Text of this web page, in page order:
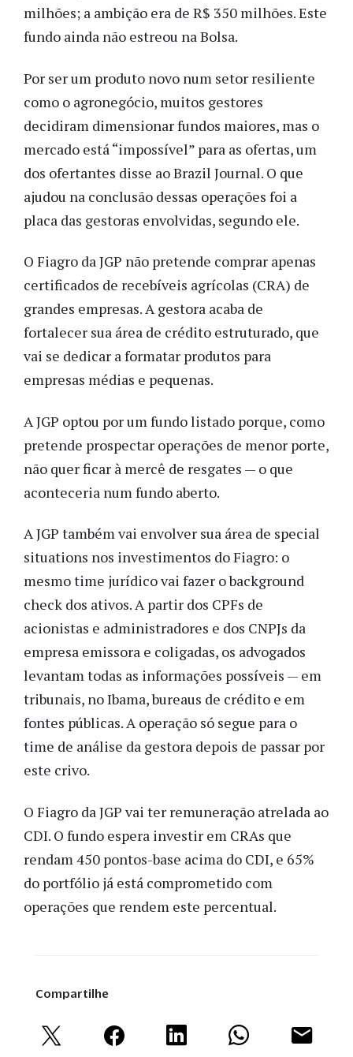
milhões; a ambição era de R$ 350 milhões. Este
fundo ainda não estreou na Bolsa.
Por ser um produto novo num setor resiliente
como o agronegócio, muitos gestores
decidiram dimensionar fundos maiores, mas o
mercado está “impossível” para as ofertas, um
dos ofertantes disse ao Brazil Journal. O que
ajudou na conclusão dessas operações foi a
placa das gestoras envolvidas, segundo ele.
O Fiagro da JGP não pretende comprar apenas
certificados de recebíveis agrícolas (CRA) de
grandes empresas. A gestora acaba de
fortalecer sua área de crédito estruturado, que
vai se dedicar a formatar produtos para
empresas médias e pequenas.
A JGP optou por um fundo listado porque, como
pretende prospectar operações de menor porte,
não quer ficar à mercê de resgates — o que
aconteceria num fundo aberto.
A JGP também vai envolver sua área de special
situations nos investimentos do Fiagro: o
mesmo time jurídico vai fazer o background
check dos ativos. A partir dos CPFs de
acionistas e administradores e dos CNPJs da
empresa emissora e coligadas, os advogados
levantam todas as informações possíveis — em
tribunais, no Ibama, bureaus de crédito e em
fontes públicas. A operação só segue para o
time de análise da gestora depois de passar por
este crivo.
O Fiagro da JGP vai ter remuneração atrelada ao
CDI. O fundo espera investir em CRAs que
rendam 450 pontos-base acima do CDI, e 65%
do portfólio já está comprometido com
operações que rendem este percentual.
Compartilhe